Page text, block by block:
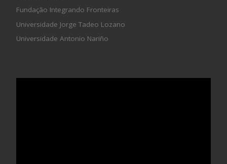
Fundação Integrando Fronteiras
Universidade Jorge Tadeo Lozano
Universidade Antonio Nariño